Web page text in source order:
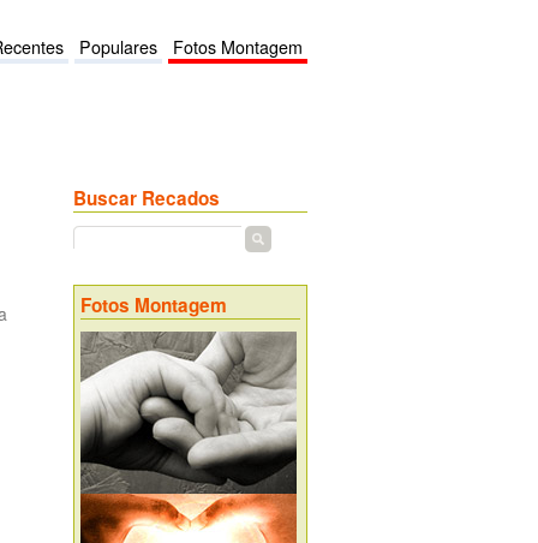
Populares Fotos Montagem
Buscar Recados
Fotos Montagem